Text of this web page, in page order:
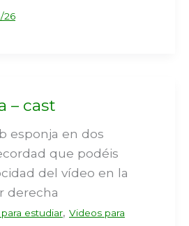
26
– cast
esponja en dos
que podéis
del vídeo en la
derecha
estudiar, Videos para